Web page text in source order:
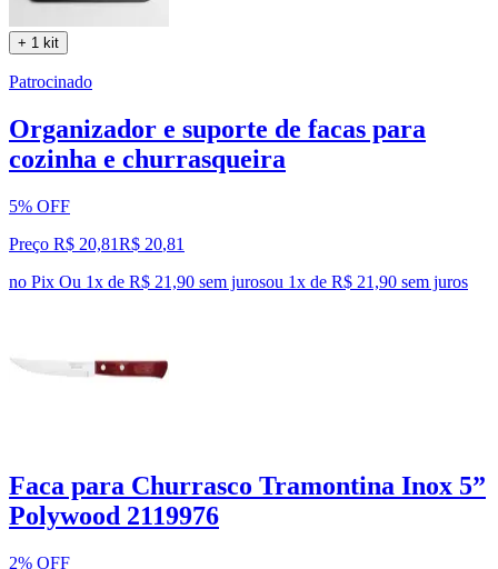
+ 1 kit
Patrocinado
Organizador e suporte de facas para
cozinha e churrasqueira
5% OFF
Preço R$ 20,81R$ 20,81
no Pix Ou 1x de R$ 21,90 sem jurosou 1x de R$ 21,90 sem juros
Faca para Churrasco Tramontina Inox 5”
Polywood 2119976
2% OFF